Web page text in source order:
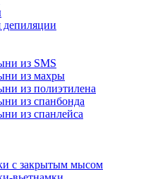
депиляции
из SMS
из махры
из полиэтилена
из спанбонда
из спанлейса
с закрытым мысом